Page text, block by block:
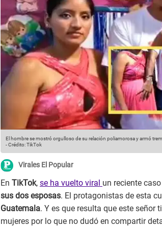
El hombre se mostró orgulloso de su relación poliamorosa y armó
-Crédito: TikTok
Virales El Popular
En TikTok, se ha vuelto viral un reciente
sus dos esposas. El protagonistas de esta
Guatemala. Y es que resulta que este
mujeres por lo que no dudó en compartir